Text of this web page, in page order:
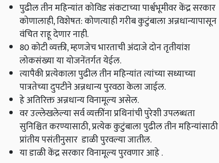
पुढील तीन महिन्यांत कोविड संकटाच्या पार्श्वभूमीवर केंद्र सरकार
कोणालाही, विशेषत: कोणत्याही गरीब कुटुंबाला अन्नधान्यापासून
वंचित राहू देणार नाही.
80 कोटी व्यक्ती, म्हणजेच भारताची अंदाजे दोन तृतीयांश
लोकसंख्या या योजनेंतर्गत येईल.
त्यापैकी प्रत्येकाला पुढील तीन महिन्यांत त्यांच्या सध्याच्या
पात्रतेच्या दुपटीने अन्नधान्य पुरवठा केला जाईल.
हे अतिरिक्त अन्नधान्य विनामूल्य असेल.
वर उल्लेखलेल्या सर्व व्यक्तींना प्रथिनांची पुरेशी उपलब्धता
सुनिश्चित करण्यासाठी, प्रत्येक कुटुंबाला पुढील तीन महिन्यांसाठी
प्रांतीय पसंतीनुसार डाळी पुरवल्या जातील.
या डाळी केंद्र सरकार विनामूल्य पुरवणार आहे .